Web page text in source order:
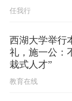
应
害
任我行
西湖大学举行
礼，施一公：
栽式人才”
教育在线